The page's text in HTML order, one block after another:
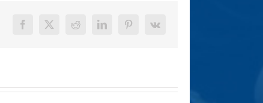
Facebook
X Reddit LinkedInPinterest
Vk